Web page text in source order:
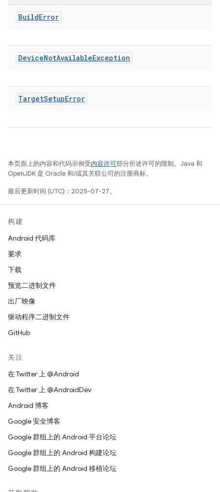
BuildError
DeviceNotAvailableException
TargetSetupError
本页面上的内容和代码示例受内容许可部分所述许可的限制。Java 和
OpenJDK 是 Oracle 和/或其关联公司的注册商标。
最后更新时间 (UTC)：2025-07-27。
构建
Android 代码库
要求
下载
预览二进制文件
出厂映像
驱动程序二进制文件
GitHub
关注
在 Twitter 上 @Android
在 Twitter 上 @AndroidDev
Android 博客
Google 安全博客
Google 群组上的 Android 平台论坛
Google 群组上的 Android 构建论坛
Google 群组上的 Android 移植论坛